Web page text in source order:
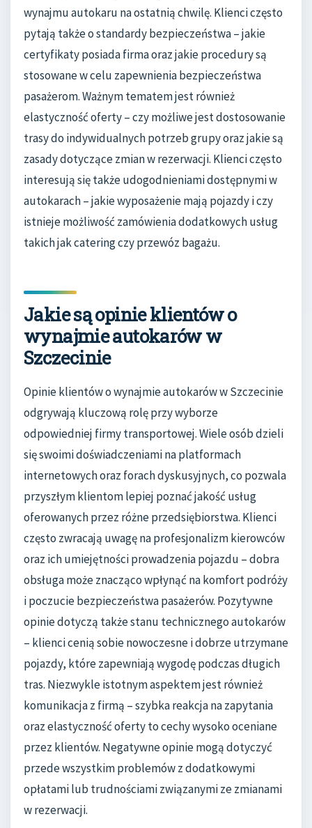
wynajmu autokaru na ostatnią chwilę. Klienci często
pytają także o standardy bezpieczeństwa – jakie
certyfikaty posiada firma oraz jakie procedury są
stosowane w celu zapewnienia bezpieczeństwa
pasażerom. Ważnym tematem jest również
elastyczność oferty – czy możliwe jest dostosowanie
trasy do indywidualnych potrzeb grupy oraz jakie są
zasady dotyczące zmian w rezerwacji. Klienci często
interesują się także udogodnieniami dostępnymi w
autokarach – jakie wyposażenie mają pojazdy i czy
istnieje możliwość zamówienia dodatkowych usług
takich jak catering czy przewóz bagażu.
Jakie są opinie klientów o
wynajmie autokarów w
Szczecinie
Opinie klientów o wynajmie autokarów w Szczecinie
odgrywają kluczową rolę przy wyborze
odpowiedniej firmy transportowej. Wiele osób dzieli
się swoimi doświadczeniami na platformach
internetowych oraz forach dyskusyjnych, co pozwala
przyszłym klientom lepiej poznać jakość usług
oferowanych przez różne przedsiębiorstwa. Klienci
często zwracają uwagę na profesjonalizm kierowców
oraz ich umiejętności prowadzenia pojazdu – dobra
obsługa może znacząco wpłynąć na komfort podróży
i poczucie bezpieczeństwa pasażerów. Pozytywne
opinie dotyczą także stanu technicznego autokarów
– klienci cenią sobie nowoczesne i dobrze utrzymane
pojazdy, które zapewniają wygodę podczas długich
tras. Niezwykle istotnym aspektem jest również
komunikacja z firmą – szybka reakcja na zapytania
oraz elastyczność oferty to cechy wysoko oceniane
przez klientów. Negatywne opinie mogą dotyczyć
przede wszystkim problemów z dodatkowymi
opłatami lub trudnościami związanymi ze zmianami
w rezerwacji.